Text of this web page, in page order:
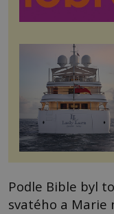
Podle Bible byl
svatého a Marie